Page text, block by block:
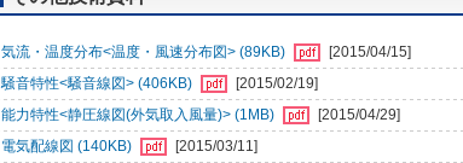
気流・温度分布<温度・風速分布図> (89KB)
[2015/04/15]
騒音特性<騒音線図> (406KB)
[2015/02/19]
能力特性<静圧線図(外気取入風量)> (1MB)
[2015/04/29]
電気配線図 (140KB)
[2015/03/11]